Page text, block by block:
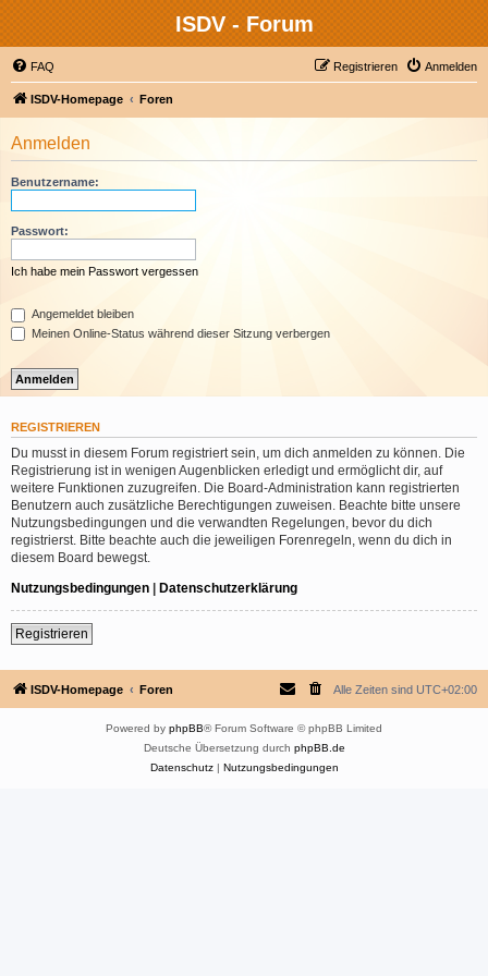
ISDV - Forum
FAQ Anmelden
Registrieren
ISDV-Homepage Foren
Anmelden
Benutzername:
Passwort:
Ich habe mein Passwort vergessen
Angemeldet bleiben
Meinen Online-Status während dieser Sitzung verbergen
REGISTRIEREN
Du musst in diesem Forum registriert sein, um dich anmelden zu können. Die
Registrierung ist in wenigen Augenblicken erledigt und ermöglicht dir, auf
weitere Funktionen zuzugreifen. Die Board-Administration kann registrierten
Benutzern auch zusätzliche Berechtigungen zuweisen. Beachte bitte unsere
Nutzungsbedingungen und die verwandten Regelungen, bevor du dich
registrierst. Bitte beachte auch die jeweiligen Forenregeln, wenn du dich in
diesem Board bewegst.
Nutzungsbedingungen | Datenschutzerklärung
Registrieren
ISDV-Homepage Foren Alle Zeiten sind UTC+02:00
Powered by phpBB® Forum Software © phpBB Limited
Deutsche Übersetzung durch phpBB.de
Datenschutz| Nutzungsbedingungen